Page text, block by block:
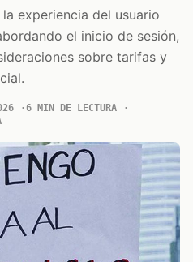
experiencia del usuario
el inicio de sesión,
sobre tarifas y
6 MIN DE LECTURA